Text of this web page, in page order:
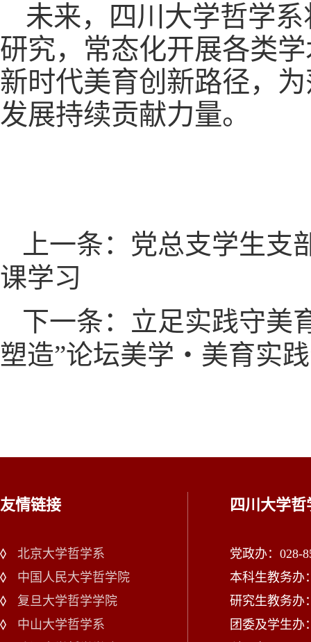
未来，四川大学哲学
研究，常态化开展各类
新时代美育创新路径，
发展持续贡献力量。
上一条：党总支学生
课学习
下一条：立足实践守
塑造”论坛美学・美育实
友情链接
北京大学哲学系
中国人民大学哲学院
复旦大学哲学学院
中山大学哲学系
四川大学哲
党政办：028-
本科生教务办
研究生教务办
团委及学生办